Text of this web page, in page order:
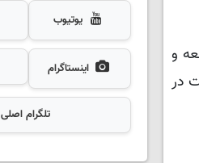
و
در
یوتیوب
اینستاگرام
تلگرام اصلی